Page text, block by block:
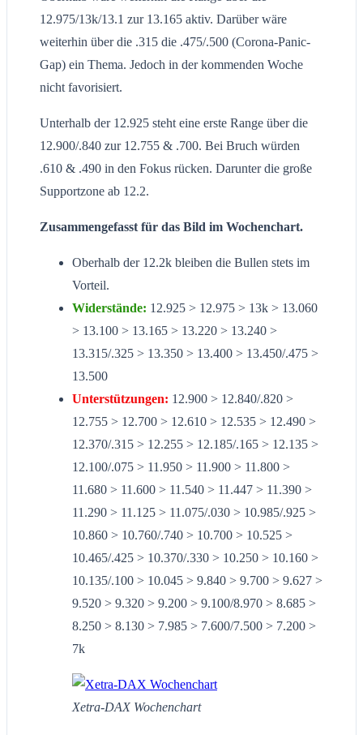
12.975/13k/13.1 zur 13.165 aktiv. Darüber wäre
weiterhin über die .315 die .475/.500 (Corona-Panic-
Gap) ein Thema. Jedoch in der kommenden Woche
nicht favorisiert.
Unterhalb der 12.925 steht eine erste Range über die
12.900/.840 zur 12.755 & .700. Bei Bruch würden
.610 & .490 in den Fokus rücken. Darunter die große
Supportzone ab 12.2.
Zusammengefasst für das Bild im Wochenchart.
Oberhalb der 12.2k bleiben die Bullen stets im
Vorteil.
Widerstände: 12.925 > 12.975 > 13k > 13.060
> 13.100 > 13.165 > 13.220 > 13.240 >
13.315/.325 > 13.350 > 13.400 > 13.450/.475 >
13.500
Unterstützungen: 12.900 > 12.840/.820 >
12.755 > 12.700 > 12.610 > 12.535 > 12.490 >
12.370/.315 > 12.255 > 12.185/.165 > 12.135 >
12.100/.075 > 11.950 > 11.900 > 11.800 >
11.680 > 11.600 > 11.540 > 11.447 > 11.390 >
11.290 > 11.125 > 11.075/.030 > 10.985/.925 >
10.860 > 10.760/.740 > 10.700 > 10.525 >
10.465/.425 > 10.370/.330 > 10.250 > 10.160 >
10.135/.100 > 10.045 > 9.840 > 9.700 > 9.627 >
9.520 > 9.320 > 9.200 > 9.100/8.970 > 8.685 >
8.250 > 8.130 > 7.985 > 7.600/7.500 > 7.200 >
7k
Xetra-DAX Wochenchart